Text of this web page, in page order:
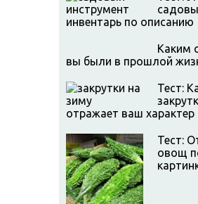
инвентарь по описанию
Каким
вы были в прошлой
Тест:
отражает ваш характер
Тест:
овощ